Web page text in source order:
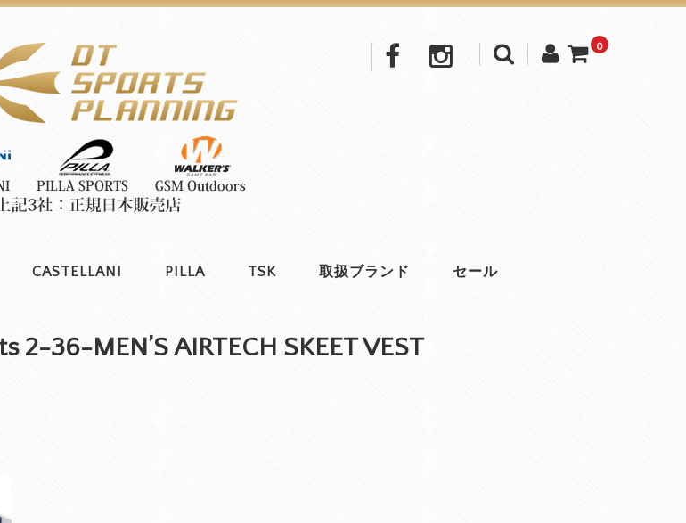
0
CASTELLANI PILLA TSK 取扱ブランド セール
2-36-MEN’S AIRTECH SKEET VEST